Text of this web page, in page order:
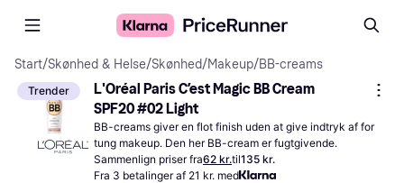
Start/Skønhed & Helse/Skønhed/Makeup/BB-creams
Trender
L'Oréal Paris C’est Magic BB Cream
SPF20 #02 Light
BB-creams giver en flot finish uden at give indtryk af for
tung makeup. Den her BB-cream er fugtgivende.
Sammenlign priser fra62 kr.til135 kr.
Fra 3 betalinger af 21 kr. med